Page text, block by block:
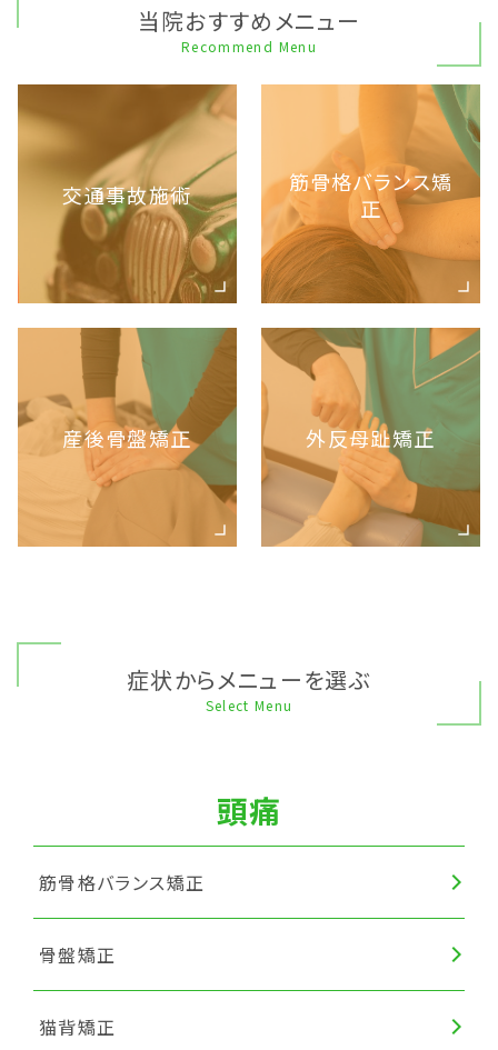
当院おすすめメニュー
Recommend Menu
交通事故施術
筋骨格バランス矯
正
産後骨盤矯正 外反母趾矯正
症状からメニューを選ぶ
Select Menu
頭痛
筋骨格バランス矯正
骨盤矯正
猫背矯正